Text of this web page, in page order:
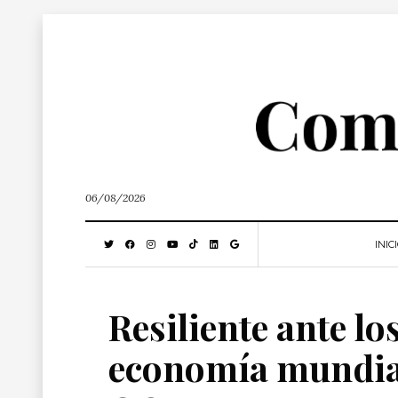
06/08/2026
Resiliente ante
economía